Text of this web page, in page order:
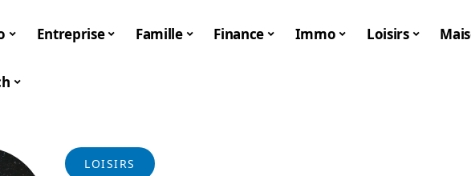
Entreprise Famille Finance Immo Loisirs
LOISIRS